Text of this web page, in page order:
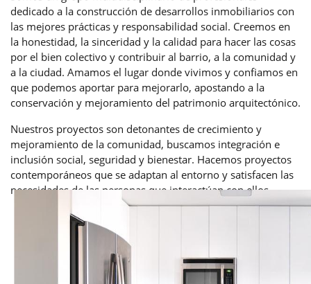
dedicado a la construcción de desarrollos inmobiliarios con
las mejores prácticas y responsabilidad social. Creemos en
la honestidad, la sinceridad y la calidad para hacer las cosas
por el bien colectivo y contribuir al barrio, a la comunidad y
a la ciudad. Amamos el lugar donde vivimos y confiamos en
que podemos aportar para mejorarlo, apostando a la
conservación y mejoramiento del patrimonio arquitectónico.
Nuestros proyectos son detonantes de crecimiento y
mejoramiento de la comunidad, buscamos integración e
inclusión social, seguridad y bienestar. Hacemos proyectos
contemporáneos que se adaptan al entorno y satisfacen las
necesidades de las personas que interactúan con ellos.